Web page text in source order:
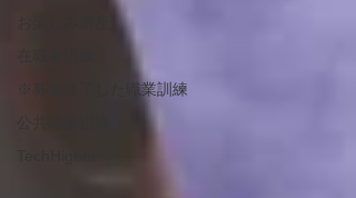
※募集終了した職業訓練